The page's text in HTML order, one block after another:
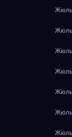
Жюль
Жюль
Жюль
Жюль
Жюль
Жюль
Жюль